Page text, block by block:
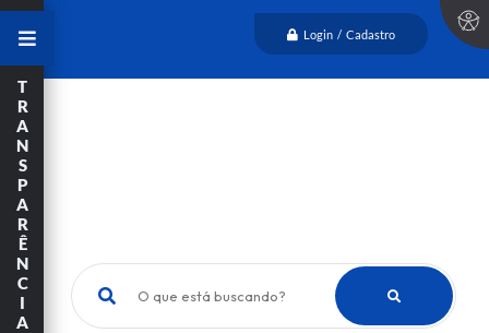
Login / Cadastro
O que está buscando?
T
R
A
N
S
P
A
R
Ê
N
C
I
A